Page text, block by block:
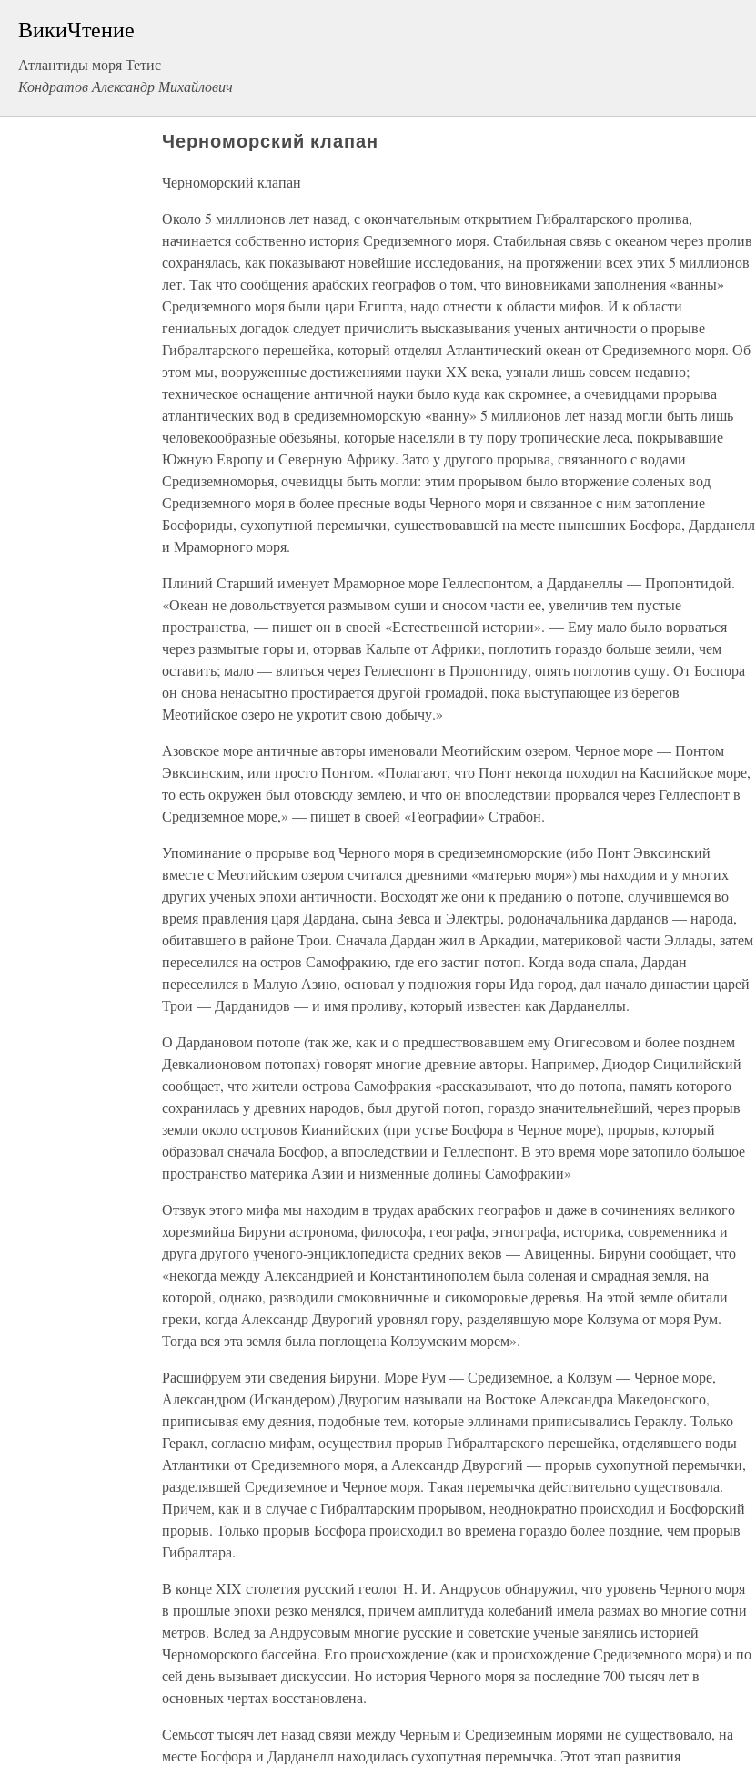
ВикиЧтение
Атлантиды моря Тетис
Кондратов Александр Михайлович
Черноморский клапан
Черноморский клапан
Около 5 миллионов лет назад, с окончательным открытием Гибралтарского пролива,
начинается собственно история Средиземного моря. Стабильная связь с океаном через пролив
сохранялась, как показывают новейшие исследования, на протяжении всех этих 5 миллионов
лет. Так что сообщения арабских географов о том, что виновниками заполнения «ванны»
Средиземного моря были цари Египта, надо отнести к области мифов. И к области
гениальных догадок следует причислить высказывания ученых античности о прорыве
Гибралтарского перешейка, который отделял Атлантический океан от Средиземного моря. Об
этом мы, вооруженные достижениями науки XX века, узнали лишь совсем недавно;
техническое оснащение античной науки было куда как скромнее, а очевидцами прорыва
атлантических вод в средиземноморскую «ванну» 5 миллионов лет назад могли быть лишь
человекообразные обезьяны, которые населяли в ту пору тропические леса, покрывавшие
Южную Европу и Северную Африку. Зато у другого прорыва, связанного с водами
Средиземноморья, очевидцы быть могли: этим прорывом было вторжение соленых вод
Средиземного моря в более пресные воды Черного моря и связанное с ним затопление
Босфориды, сухопутной перемычки, существовавшей на месте нынешних Босфора, Дарданелл
и Мраморного моря.
Плиний Старший именует Мраморное море Геллеспонтом, а Дарданеллы — Пропонтидой.
«Океан не довольствуется размывом суши и сносом части ее, увеличив тем пустые
пространства, — пишет он в своей «Естественной истории». — Ему мало было ворваться
через размытые горы и, оторвав Кальпе от Африки, поглотить гораздо больше земли, чем
оставить; мало — влиться через Геллеспонт в Пропонтиду, опять поглотив сушу. От Боспора
он снова ненасытно простирается другой громадой, пока выступающее из берегов
Меотийское озеро не укротит свою добычу.»
Азовское море античные авторы именовали Меотийским озером, Черное море — Понтом
Эвксинским, или просто Понтом. «Полагают, что Понт некогда походил на Каспийское море,
то есть окружен был отовсюду землею, и что он впоследствии прорвался через Геллеспонт в
Средиземное море,» — пишет в своей «Географии» Страбон.
Упоминание о прорыве вод Черного моря в средиземноморские (ибо Понт Эвксинский
вместе с Меотийским озером считался древними «матерью моря») мы находим и у многих
других ученых эпохи античности. Восходят же они к преданию о потопе, случившемся во
время правления царя Дардана, сына Зевса и Электры, родоначальника дарданов — народа,
обитавшего в районе Трои. Сначала Дардан жил в Аркадии, материковой части Эллады, затем
переселился на остров Самофракию, где его застиг потоп. Когда вода спала, Дардан
переселился в Малую Азию, основал у подножия горы Ида город, дал начало династии царей
Трои — Дарданидов — и имя проливу, который известен как Дарданеллы.
О Дардановом потопе (так же, как и о предшествовавшем ему Огигесовом и более позднем
Девкалионовом потопах) говорят многие древние авторы. Например, Диодор Сицилийский
сообщает, что жители острова Самофракия «рассказывают, что до потопа, память которого
сохранилась у древних народов, был другой потоп, гораздо значительнейший, через прорыв
земли около островов Кианийских (при устье Босфора в Черное море), прорыв, который
образовал сначала Босфор, а впоследствии и Геллеспонт. В это время море затопило большое
пространство материка Азии и низменные долины Самофракии»
Отзвук этого мифа мы находим в трудах арабских географов и даже в сочинениях великого
хорезмийца Бируни астронома, философа, географа, этнографа, историка, современника и
друга другого ученого-энциклопедиста средних веков — Авиценны. Бируни сообщает, что
«некогда между Александрией и Константинополем была соленая и смрадная земля, на
которой, однако, разводили смоковничные и сикоморовые деревья. На этой земле обитали
греки, когда Александр Двурогий уровнял гору, разделявшую море Колзума от моря Рум.
Тогда вся эта земля была поглощена Колзумским морем».
Расшифруем эти сведения Бируни. Море Рум — Средиземное, а Колзум — Черное море,
Александром (Искандером) Двурогим называли на Востоке Александра Македонского,
приписывая ему деяния, подобные тем, которые эллинами приписывались Гераклу. Только
Геракл, согласно мифам, осуществил прорыв Гибралтарского перешейка, отделявшего воды
Атлантики от Средиземного моря, а Александр Двурогий — прорыв сухопутной перемычки,
разделявшей Средиземное и Черное моря. Такая перемычка действительно существовала.
Причем, как и в случае с Гибралтарским прорывом, неоднократно происходил и Босфорский
прорыв. Только прорыв Босфора происходил во времена гораздо более поздние, чем прорыв
Гибралтара.
В конце XIX столетия русский геолог Н. И. Андрусов обнаружил, что уровень Черного моря
в прошлые эпохи резко менялся, причем амплитуда колебаний имела размах во многие сотни
метров. Вслед за Андрусовым многие русские и советские ученые занялись историей
Черноморского бассейна. Его происхождение (как и происхождение Средиземного моря) и по
сей день вызывает дискуссии. Но история Черного моря за последние 700 тысяч лет в
основных чертах восстановлена.
Семьсот тысяч лет назад связи между Черным и Средиземным морями не существовало, на
месте Босфора и Дарданелл находилась сухопутная перемычка. Этот этап развития